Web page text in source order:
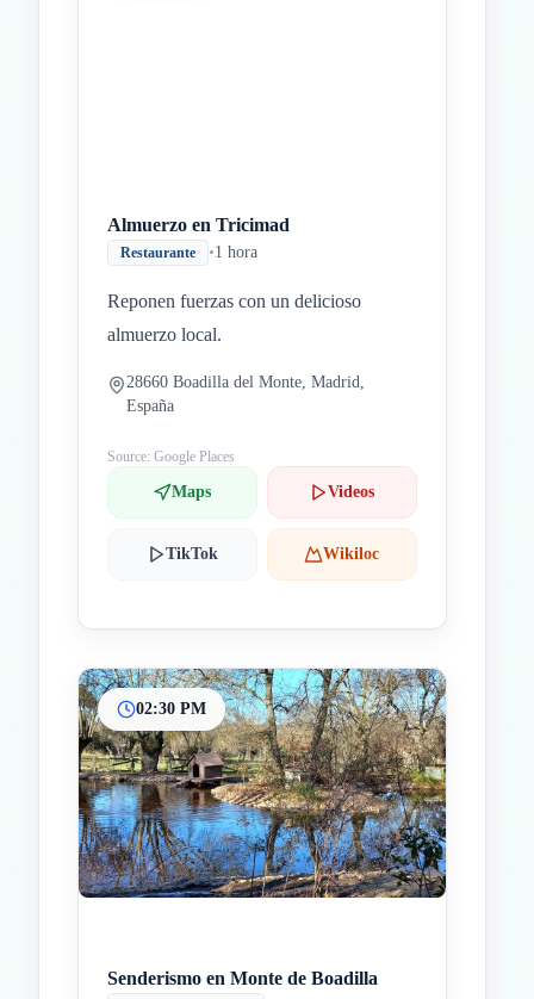
Almuerzo en Tricimad
Restaurante •1 hora
Reponen fuerzas con un delicioso
almuerzo local.
28660 Boadilla del Monte, Madrid,
España
Source: Google Places
Maps Videos
TikTok Wikiloc
02:30 PM
Senderismo en Monte de Boadilla